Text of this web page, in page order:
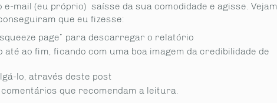
mail (eu próprio) saísse da sua comodidade e agisse. Vejam
que eu fizesse:
page” para descarregar o relatório
até ao fim, ficando com uma boa imagem da credibilidade de
lo, através deste post
comentários que recomendam a leitura.